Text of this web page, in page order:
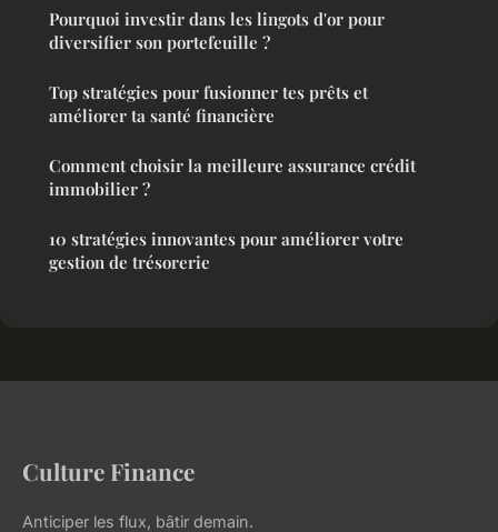
Pourquoi investir dans les lingots d'or pour
diversifier son portefeuille ?
Top stratégies pour fusionner tes prêts et
améliorer ta santé financière
Comment choisir la meilleure assurance crédit
immobilier ?
10 stratégies innovantes pour améliorer votre
gestion de trésorerie
Culture Finance
Anticiper les flux, bâtir demain.